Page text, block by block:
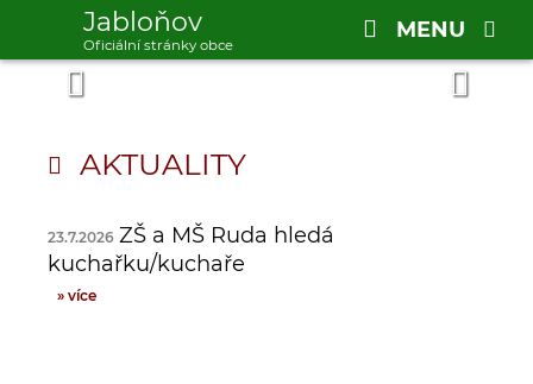
AKTUALITY
23.7.2026 ZŠ a MŠ Ruda hledá
kuchařku/kuchaře
» více
Jabloňov
Oficiální stránky obce
MENU